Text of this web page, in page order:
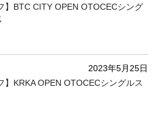
】BTC CITY OPEN OTOCECシング
2023年5月25日
】KRKA OPEN OTOCECシングルス